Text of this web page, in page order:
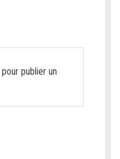
pour publier un